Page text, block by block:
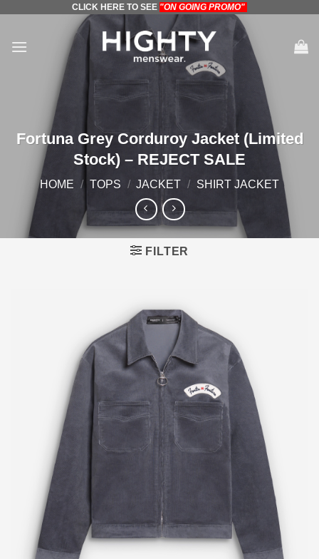
content
CLICK HERE TO SEE "ON GOING PROMO"
Fortuna Grey Corduroy Jacket (Limited
Stock) – REJECT SALE
HOME / TOPS / JACKET / SHIRT JACKET
FILTER